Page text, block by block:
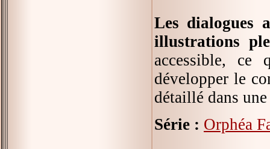
Les dialogues
illustrations
accessible, ce
développer le
détaillé dans
Série : Orphéa